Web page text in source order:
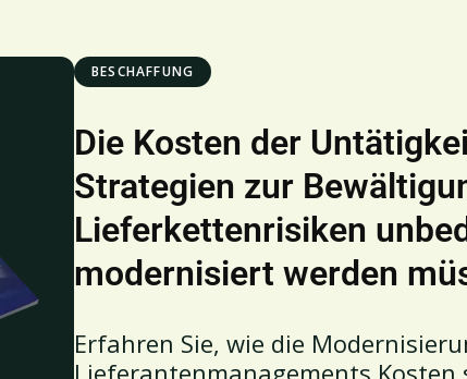
BESCHAFFUNG
Die Kosten der
Strategien zur
Lieferkettenrisiken
modernisiert werden
Erfahren Sie, wie die
Lieferantenmanagements